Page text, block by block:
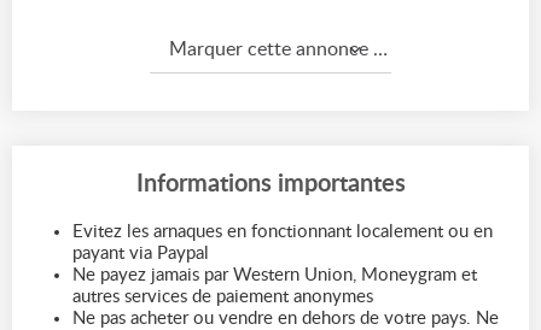
Marquer cette annonce comme...
Informations importantes
Evitez les arnaques en fonctionnant localement ou en
payant via Paypal
Ne payez jamais par Western Union, Moneygram et
autres services de paiement anonymes
Ne pas acheter ou vendre en dehors de votre pays. Ne